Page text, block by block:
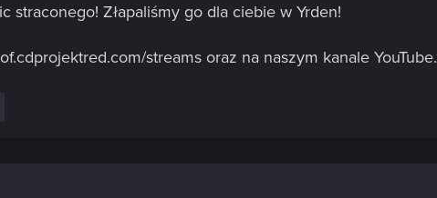
straconego! Złapaliśmy go dla ciebie w Yrden!
streams oraz na naszym kanale YouTube.